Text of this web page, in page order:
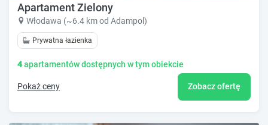
Apartament Zielony
Włodawa (~6.4 km od Adampol)
Prywatna łazienka
4apartamentów dostępnych w tym obiekcie
Pokaż ceny Zobacz ofertę